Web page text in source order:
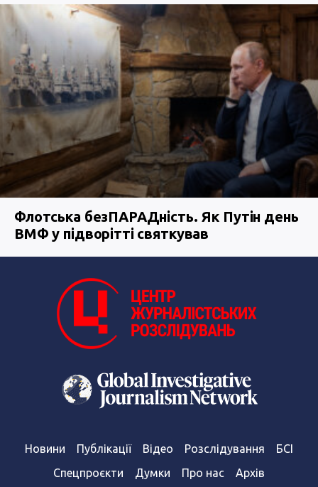
Флотська безПАРАДність. Як Путін день
ВМФ у підворітті святкував
Новини Публікації Відео Розслідування
БСІ
Спецпроєкти
Думки Про нас Архів